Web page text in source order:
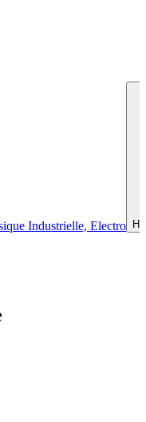
Industrielle, Electro